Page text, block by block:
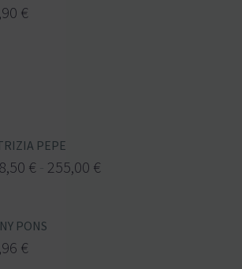
€
PEPE
€ 255,00 €
PONS
€